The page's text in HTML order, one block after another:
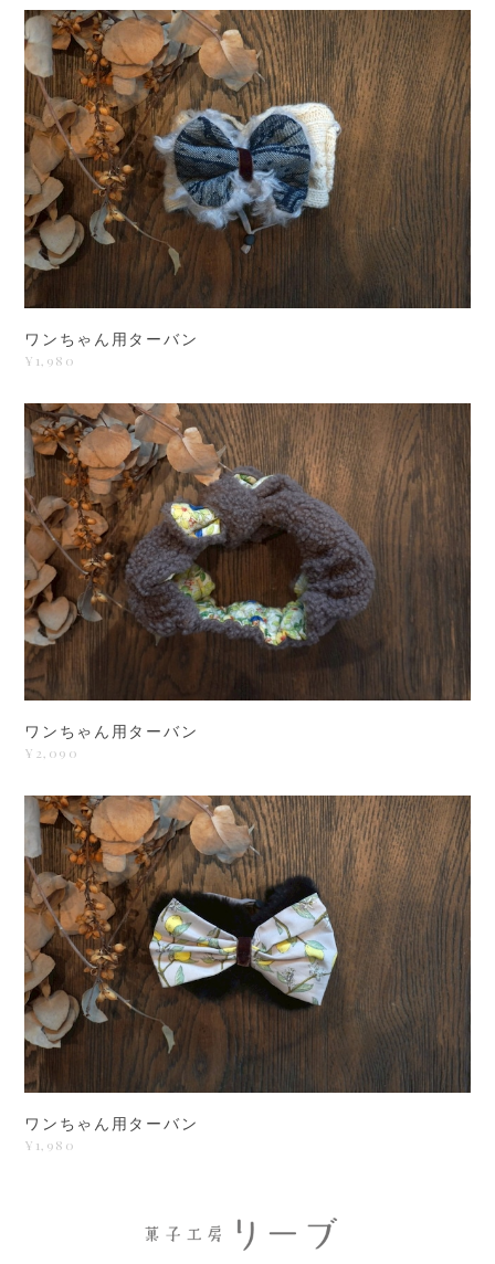
ワンちゃん用ターバン
¥1,980
ワンちゃん用ターバン
¥2,090
ワンちゃん用ターバン
¥1,980